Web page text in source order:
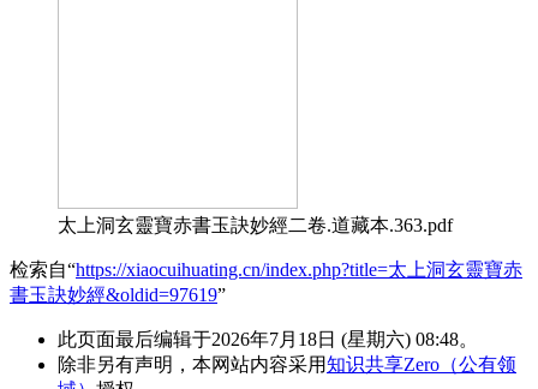
太上洞玄靈寶赤書玉訣妙經二卷.道藏本.363.pdf
检索自“https://xiaocuihuating.cn/index.php?title=太上洞玄靈寶赤
書玉訣妙經&oldid=97619”
此页面最后编辑于2026年7月18日 (星期六) 08:48。
除非另有声明，本网站内容采用知识共享Zero（公有领